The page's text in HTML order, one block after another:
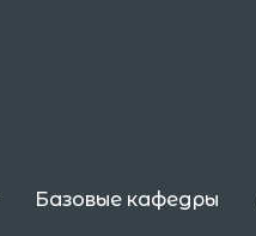
Базовые кафедры